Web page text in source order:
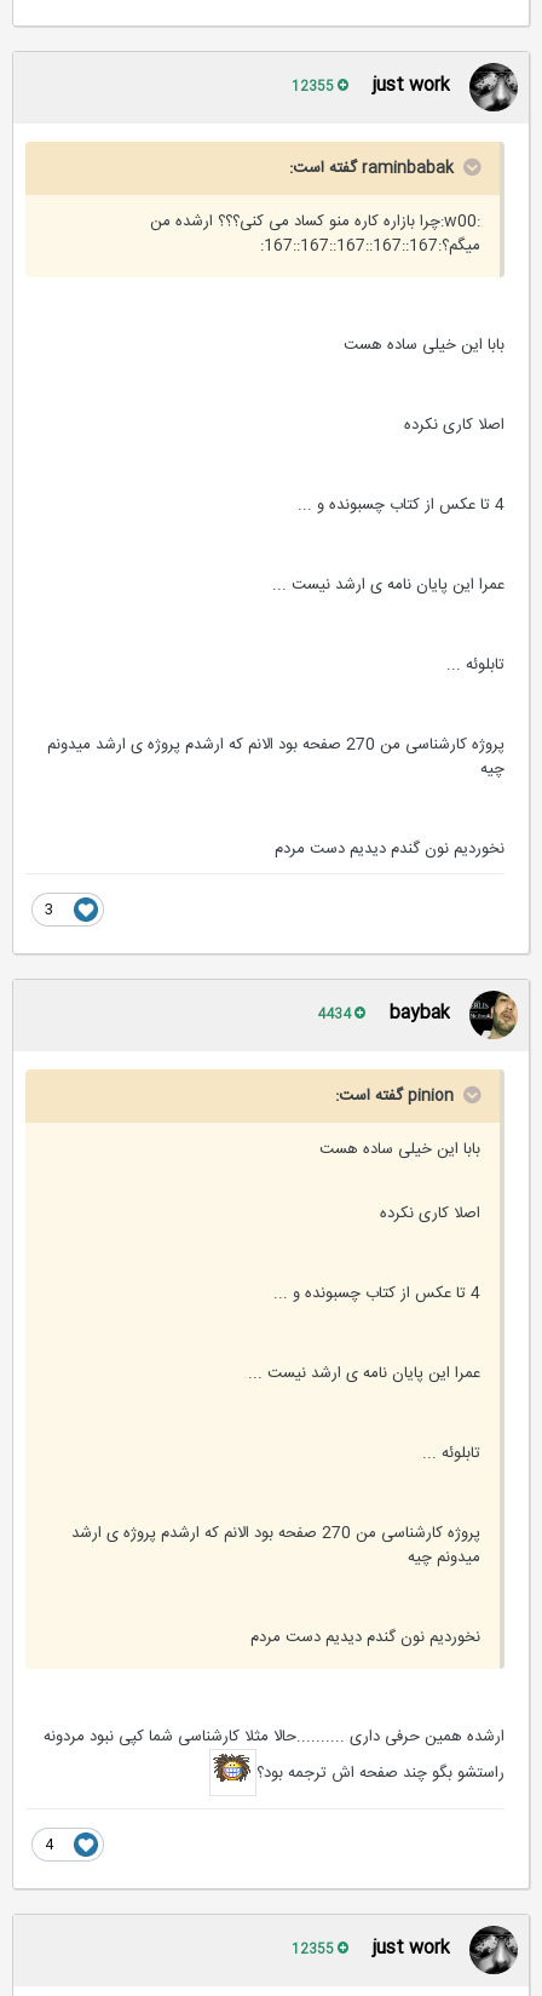
just work
raminbabak گفته است:
:w00:چرا بازاره کاره منو کساد می کنی؟؟؟ ارشده من
میگم؟:167::167::167::167::167:
بابا این خیلی ساده هست
اصلا کاری نکرده
عمرا این پایان نامه ی ارشد نیست ...
تابلوئه ...
پروژه کارشناسی من 270 صفحه بود الانم که ارشدم پروژه ی ارشد میدونم
چیه
نخوردیم نون گندم دیدیم دست مردم
baybak
pinion گفته است:
بابا این خیلی ساده هست
اصلا کاری نکرده
عمرا این پایان نامه ی ارشد نیست ...
تابلوئه ...
پروژه کارشناسی من 270 صفحه بود الانم که ارشدم پروژه ی ارشد
میدونم چیه
نخوردیم نون گندم دیدیم دست مردم
ارشده همین حرفی داری ..........حالا مثلا کارشناسی شما کپی نبود مردونه
راستشو بگو چند صفحه اش ترجمه بود؟
just work